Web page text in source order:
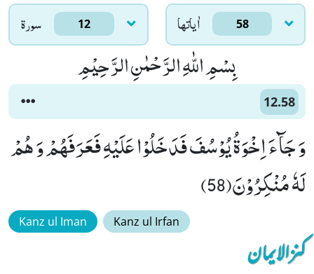
سورۃ 12 اٰياتها 58
بِسْمِ اللّٰهِ الرَّحْمٰنِ الرَّحِیْمِ
12.58
وَ جَآءَ اِخْوَةُ یُوْسُفَ فَدَخَلُوْا عَلَیْهِ فَعَرَفَهُمْ وَ هُمْ
لَهٗ مُنْكِرُوْنَ(58)
Kanz ul Iman Kanz ul Irfan
کنزالایمان